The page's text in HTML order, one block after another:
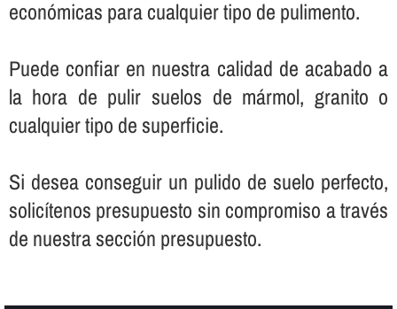
económicas para cualquier tipo de pulimento.
Puede confiar en nuestra calidad de acabado a
la hora de pulir suelos de mármol, granito o
cualquier tipo de superficie.
Si desea conseguir un pulido de suelo perfecto,
solicí­tenos presupuesto sin compromiso a través
de nuestra sección presupuesto.